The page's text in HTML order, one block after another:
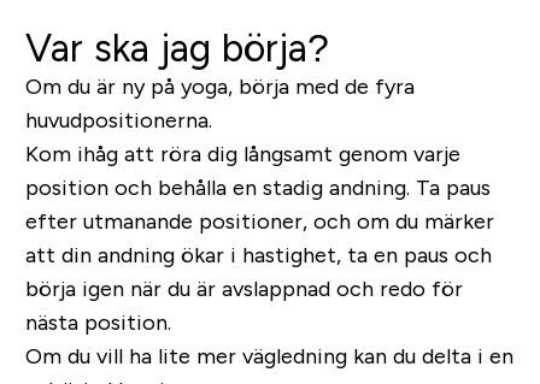
Var ska jag börja?
Om du är ny på yoga, börja med de fyra
huvudpositionerna.
Kom ihåg att röra dig långsamt genom varje
position och behålla en stadig andning. Ta paus
efter utmanande positioner, och om du märker
att din andning ökar i hastighet, ta en paus och
börja igen när du är avslappnad och redo för
nästa position.
Om du vill ha lite mer vägledning kan du delta i en